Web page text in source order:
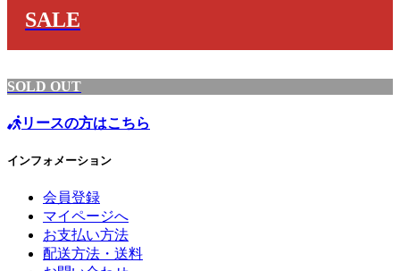
SALE
SOLD OUT
リースの方はこちら
インフォメーション
会員登録
マイページへ
お支払い方法
配送方法・送料